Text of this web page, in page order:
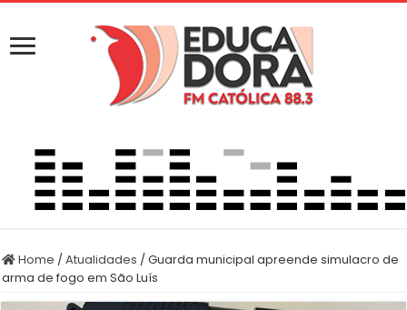
Home /Atualidades /Guarda municipal apreende simulacro de
arma de fogo em São Luís